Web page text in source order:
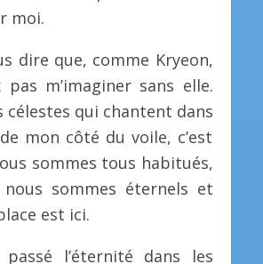
moi.
dire que, comme Kryeon,
m’imaginer sans elle.
célestes qui chantent dans
mon côté du voile, c’est
sommes tous habitués,
sommes éternels et
est ici.
passé l’éternité dans les